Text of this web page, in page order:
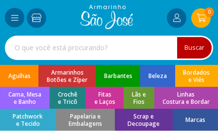
Buscar
0
Agulhas
Armarinhos
Botões e Zíper
Barbantes Beleza
Bordados
e Viés
Cama, Mesa
e Banho
Crochê
e Tricô
Fitas
e Laços
Lãs e
Fios
Linhas
Costura e Bordar
Patchwork
e Tecido
Papelaria e
Embalagens
Scrap e
Decoupage
Marcas